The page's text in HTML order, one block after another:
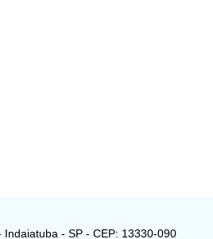
- SP - CEP: 13330-090